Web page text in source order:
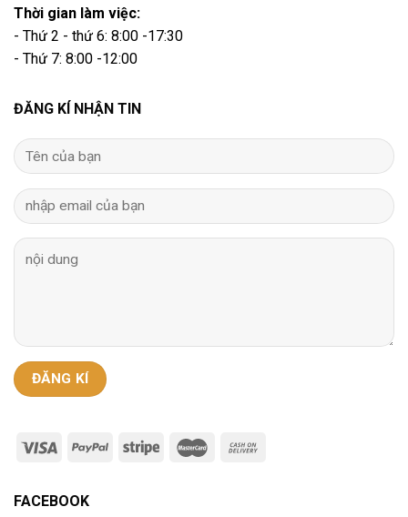
Thời gian làm việc:
- Thứ 2 - thứ 6: 8:00 -17:30
- Thứ 7: 8:00 -12:00
ĐĂNG KÍ NHẬN TIN
FACEBOOK